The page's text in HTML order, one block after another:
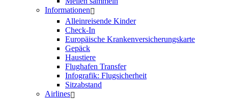
Informationen
Alleinreisende Kinder
Check-In
Europäische Krankenversicherungskarte
Gepäck
Haustiere
Flughafen Transfer
Infografik: Flugsicherheit
Sitzabstand
Airlines